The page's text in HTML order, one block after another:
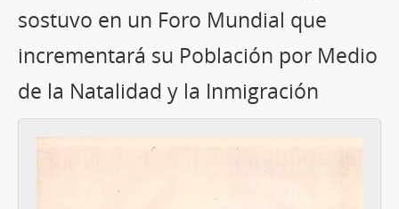
sostuvo en un Foro Mundial que
incrementará su Población por Medio
de la Natalidad y la Inmigración